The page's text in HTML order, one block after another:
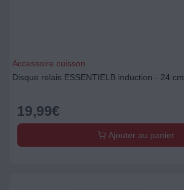
Accessoire cuisson
Disque relais ESSENTIELB induction - 24 cm
19,99€
Ajouter au panier